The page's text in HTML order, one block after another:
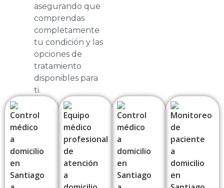
asegurando que
comprendas
completamente
tu condición y las
opciones de
tratamiento
disponibles para
ti.